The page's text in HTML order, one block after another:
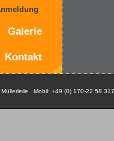
Galerie
Kontakt
Mobil: +49 (0) 170-22 58